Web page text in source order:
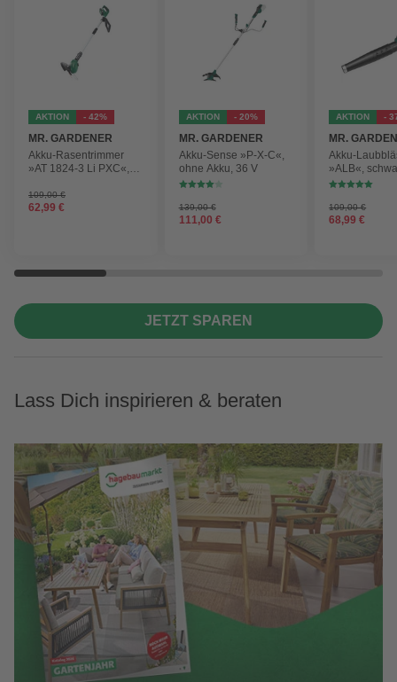
AKTION - 42%
MR. GARDENER
Akku-Rasentrimmer
»AT 1824-3 Li PXC«,
109,00 €
62,99 €
AKTION - 20%
MR. GARDENER
Akku-Sense »P-X-C«,
ohne Akku, 36 V
139,00 €
111,00 €
AKTION -
MR.
Akku-
»ALB«,
max.
210 km/h
109,00 €
68,99 €
JETZT SPAREN
Lass Dich inspirieren & beraten